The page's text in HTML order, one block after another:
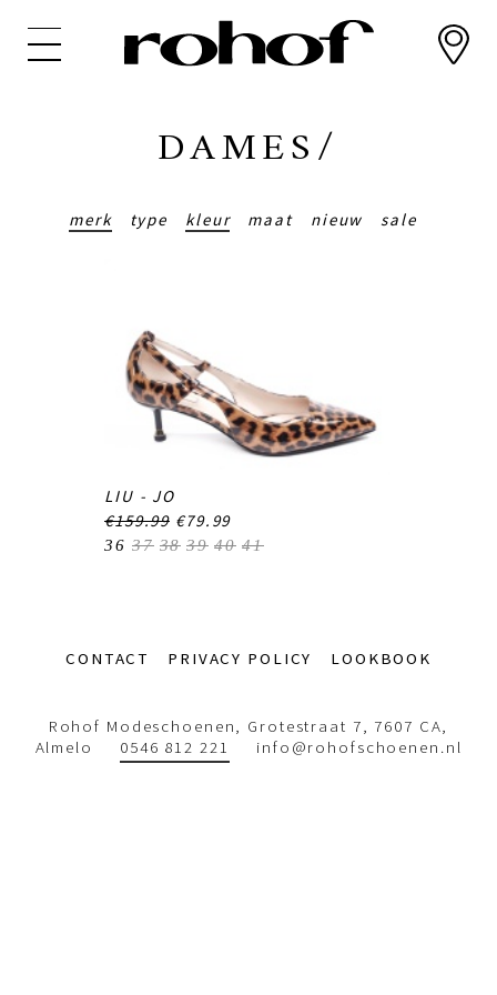
DAMES/
merk type kleur maat nieuw sale
LIU - JO
€159.99 €79.99
36 37 38 39 40 41
Footer-CONTACT PRIVACY POLICY LOOKBOOK
Rohof Modeschoenen, Grotestraat 7, 7607 CA,
Almelo 0546 812 221 info@rohofschoenen.nl